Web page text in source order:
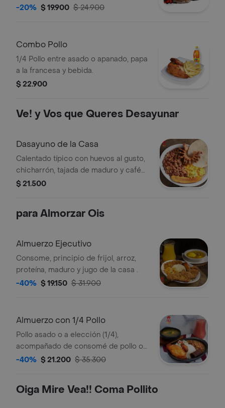
francesa y bebida.
-20% $ 19.900 $ 24.900
Combo Pollo
1/4 Pollo entre asado o apanado, papa
a la francesa y bebida.
$ 22.900
Ve! y Vos que Queres Desayunar
Dasayuno de la Casa
Calentado típico con huevos al gusto,
chicharrón, tajada de maduro y café
campesino.
$ 21.500
para Almorzar Ois
Almuerzo Ejecutivo
Consome, principio de frijol, arroz,
proteína, maduro y jugo de la casa .
-40% $ 19.150 $ 31.900
Almuerzo con 1/4 Pollo
Pollo asado o a elección (1/4),
acompañado de consomé de pollo o
sopa del día, arroz y principio de frijol.
-40% $ 21.200 $ 35.300
Oiga Mire Vea!! Coma Pollito